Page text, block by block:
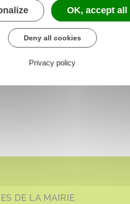
DE LA MAIRIE
OK, accept all
Deny all cookies
Privacy policy